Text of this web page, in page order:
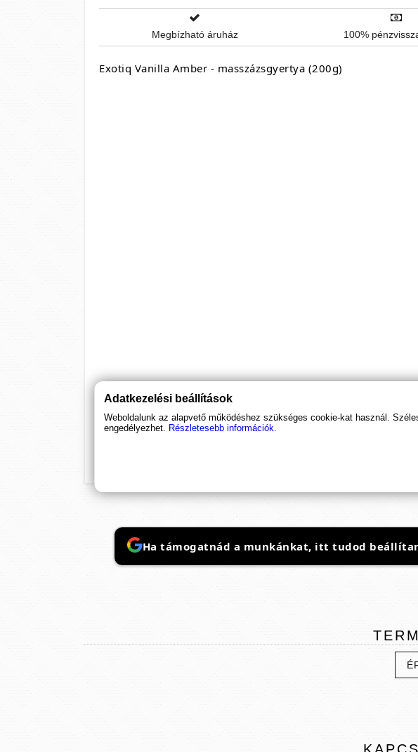
Megbízható áruház 100%
Exotiq Vanilla Amber - masszázsgyertya (200g)
Ha támogatnád a munkánkat, itt tudod
Adatkezelési beállítások
Weboldalunk az alapvető működéshez szükséges cookie-kat használ.
engedélyezhet. Részletesebb információk.